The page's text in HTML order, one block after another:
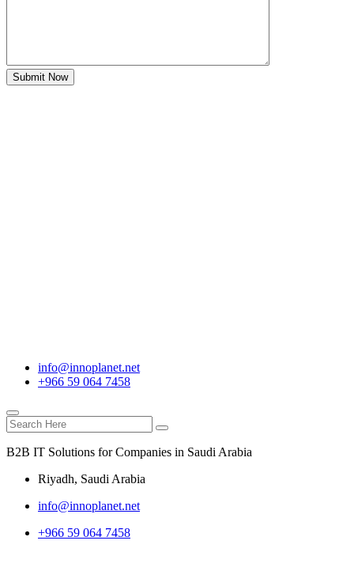
Submit Now
info@innoplanet.net
+966 59 064 7458
B2B IT Solutions for Companies in Saudi Arabia
Riyadh, Saudi Arabia
info@innoplanet.net
+966 59 064 7458